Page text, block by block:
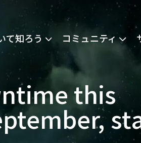
て知ろう コミュニティ
this